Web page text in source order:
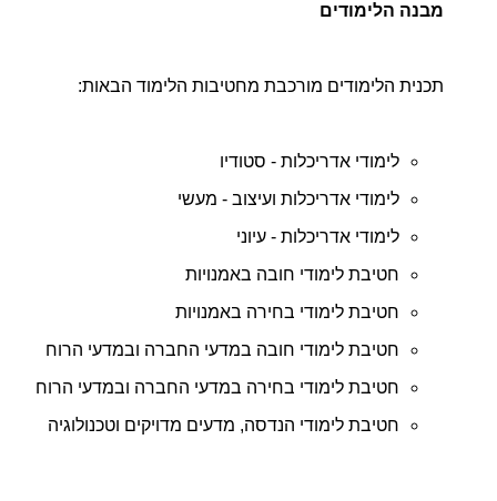
מבנה הלימודים
תכנית הלימודים מורכבת מחטיבות הלימוד הבאות:
לימודי אדריכלות - סטודיו
לימודי אדריכלות ועיצוב - מעשי
לימודי אדריכלות - עיוני
חטיבת לימודי חובה באמנויות
חטיבת לימודי בחירה באמנויות
חטיבת לימודי חובה במדעי החברה ובמדעי הרוח
חטיבת לימודי בחירה במדעי החברה ובמדעי הרוח
חטיבת לימודי הנדסה, מדעים מדויקים וטכנולוגיה